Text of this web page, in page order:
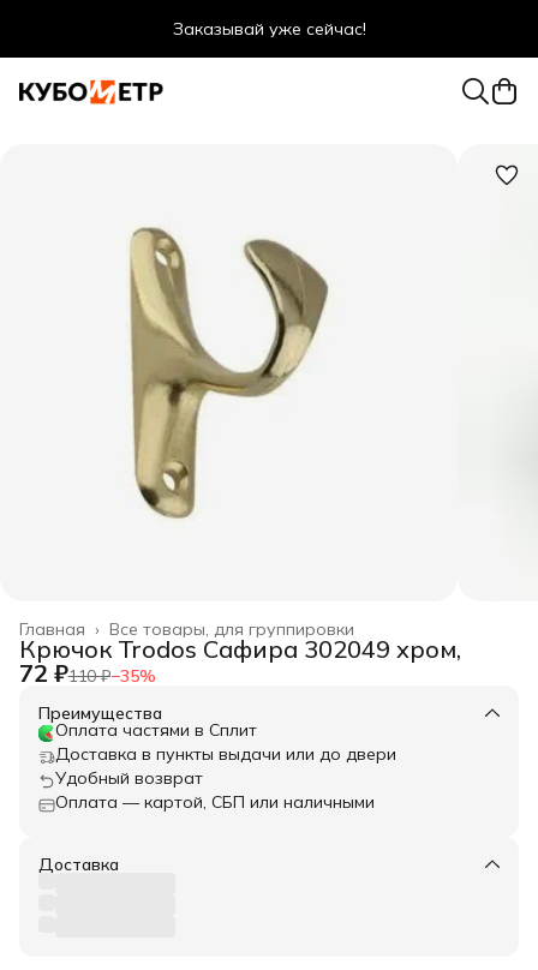
Заказывай уже сейчас!
Оптовые цены даже для физ. лиц
Все товары, для группировки
Главная ›
Крючок Trodos Сафира 302049 хром,
72 ₽110 ₽−35%
Преимущества
Оплата частями в Сплит
Доставка в пункты выдачи или до двери
Удобный возврат
Оплата — картой, СБП или наличными
Доставка